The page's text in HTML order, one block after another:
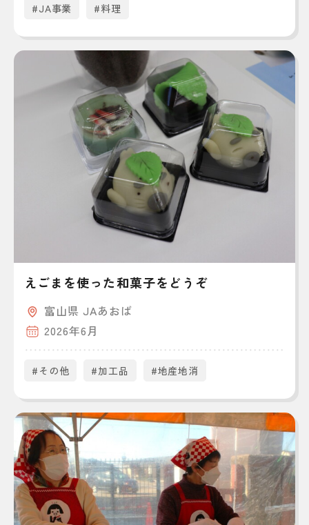
#JA事業 #料理
えごまを使った和菓子をどうぞ
富山県 JAあおば
2026年6月
#その他 #加工品 #地産地消